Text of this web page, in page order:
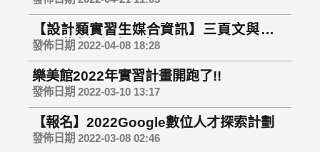
【設計類實習生媒合資訊】三頁文與肚肚
公司徵求設計實習生開跑囉!!
發佈日期 2022-04-08 18:28
樂美館2022年實習計畫開跑了!!
發佈日期 2022-03-10 13:17
【報名】2022Google數位人才探索計劃
發佈日期 2022-03-08 02:46